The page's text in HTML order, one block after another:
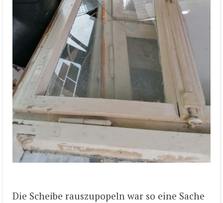
Die Scheibe rauszupopeln war so eine Sache